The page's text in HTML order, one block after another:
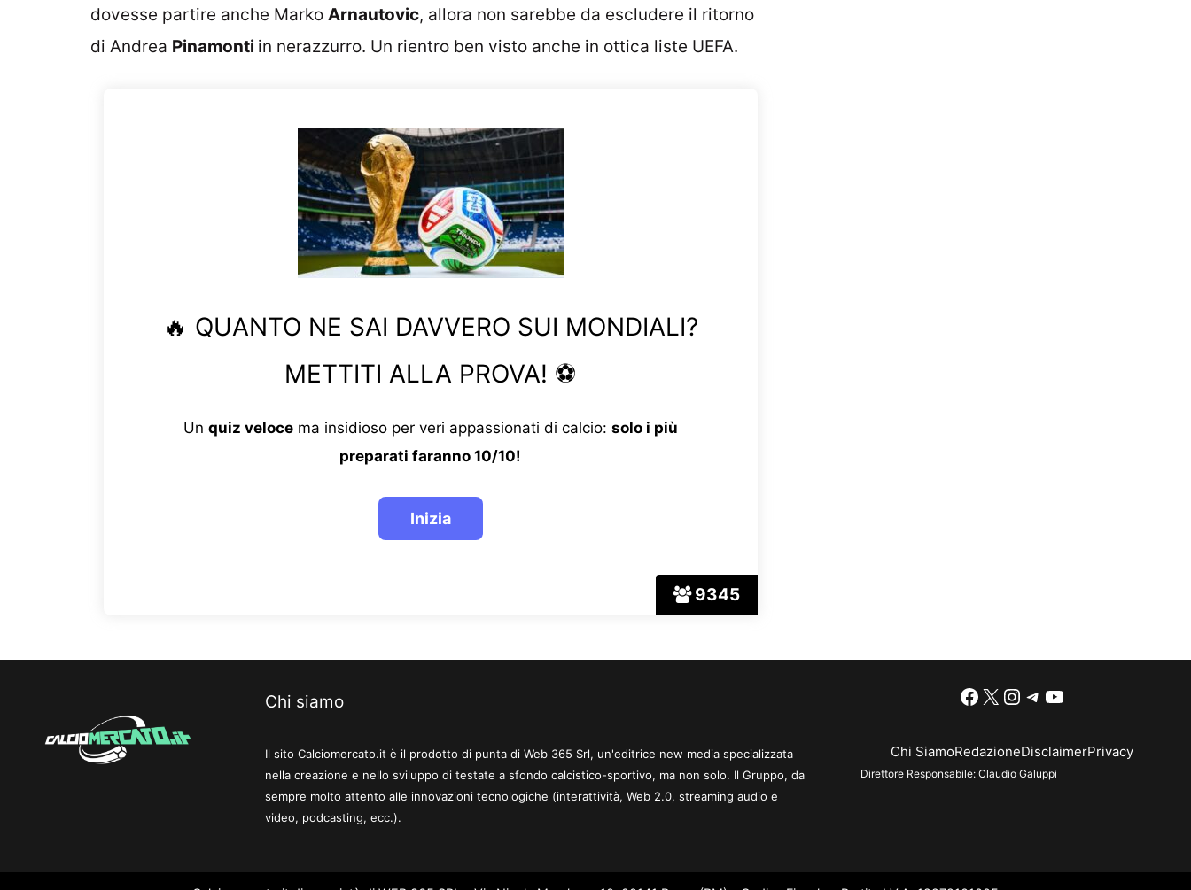
dovesse partire anche Marko Arnautovic, allora non sarebbe da escludere il ritorno
di Andrea Pinamonti in nerazzurro. Un rientro ben visto anche in ottica liste UEFA.
9345
🔥 QUANTO NE SAI DAVVERO SUI MONDIALI?
METTITI ALLA PROVA! ⚽
Un quiz velocema insidioso per veri appassionati di calcio: solo i più
preparati faranno 10/10!
Chi siamo
Il sito Calciomercato.it è il prodotto di punta di Web 365 Srl, un'editrice new media specializzata
nella creazione e nello sviluppo di testate a sfondo calcistico-sportivo, ma non solo. Il Gruppo, da
sempre molto attento alle innovazioni tecnologiche (interattività, Web 2.0, streaming audio e
video, podcasting, ecc.).
Facebook
X Instagram
Telegram
YouTube
Chi SiamoRedazioneDisclaimerPrivacy
Direttore Responsabile: Claudio Galuppi